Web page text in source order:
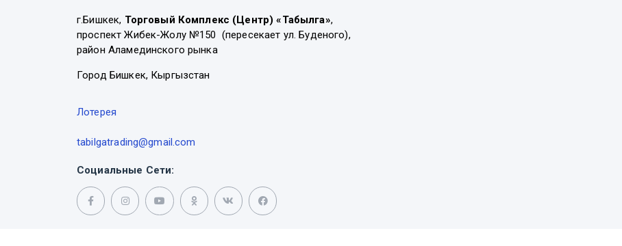
г.Бишкек, Торговый Комплекс (Центр) «Табылга»,
проспект Жибек-Жолу №150 (пересекает ул. Буденого),
район Аламединского рынка
Город Бишкек, Кыргызстан
Лотерея
tabilgatrading@gmail.com
Социальные Сети: